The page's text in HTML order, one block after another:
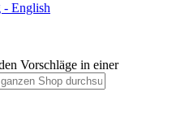
- English
Vorschläge in einer